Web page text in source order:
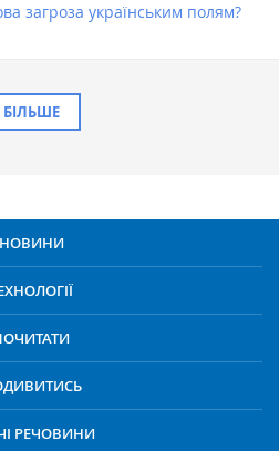
загроза українським полям?
БІЛЬШЕ
НОВИНИ
РЕЧОВИНИ